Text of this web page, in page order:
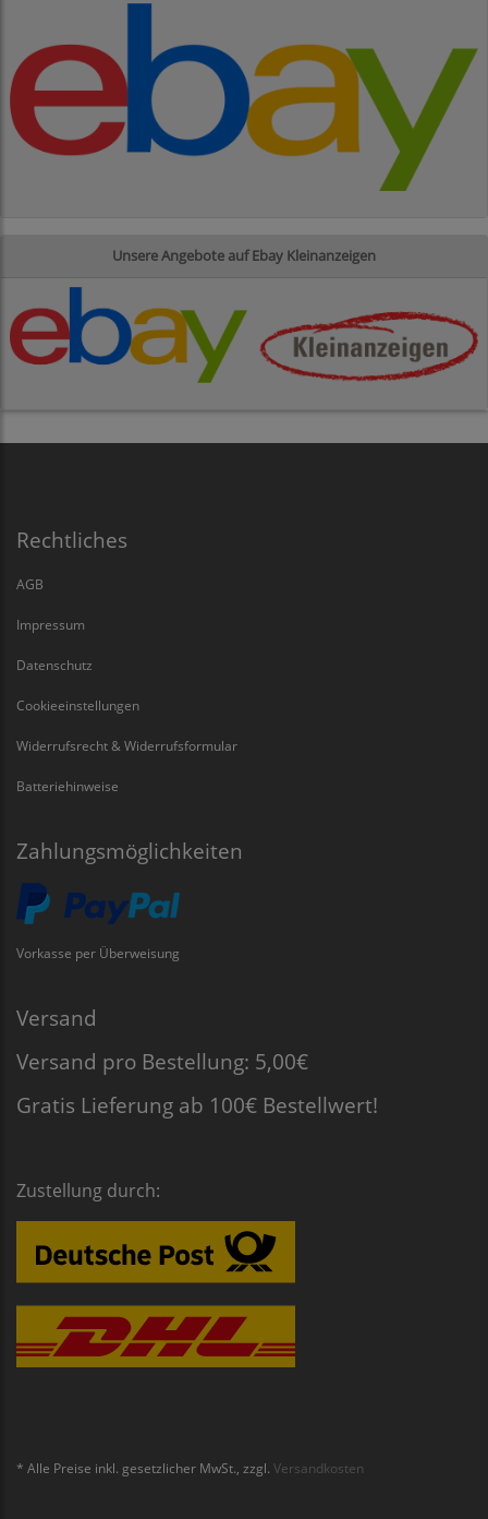
Unsere Angebote auf Ebay Kleinanzeigen
Rechtliches
AGB
Impressum
Datenschutz
Cookieeinstellungen
Widerrufsrecht & Widerrufsformular
Batteriehinweise
Zahlungsmöglichkeiten
Vorkasse per Überweisung
Versand
Versand pro Bestellung: 5,00€
Gratis Lieferung ab 100€ Bestellwert!
Zustellung durch:
* Alle Preise inkl. gesetzlicher MwSt., zzgl. Versandkosten